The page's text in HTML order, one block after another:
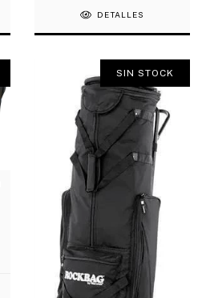
DETALLES
SIN STOCK